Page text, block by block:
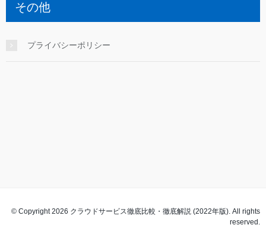
その他
プライバシーポリシー
© Copyright 2026 クラウドサービス徹底比較・徹底解説 (2022年版). All rights
reserved.